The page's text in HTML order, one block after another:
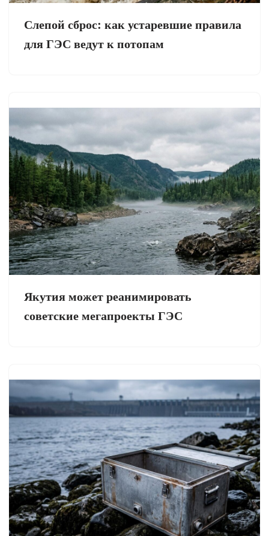
Слепой сброс: как устаревшие правила
для ГЭС ведут к потопам
Якутия может реанимировать
советские мегапроекты ГЭС